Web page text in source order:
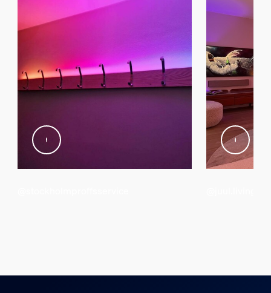
Możliwość cięcia
Tak
Tak
Napięcie wejściowe
220V-240V
1 000,76 mm
12,3 W